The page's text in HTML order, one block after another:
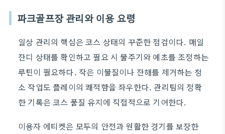
파크골프장 관리와 이용 요령
일상 관리의 핵심은 코스 상태의 꾸준한 점검이다. 매일
잔디 상태를 확인하고 필요 시 물주기와 예초를 조정하는
루틴이 필요하다. 작은 이물질이나 잔해를 제거하는 청
소 작업도 플레이의 쾌적함을 좌우한다. 관리팀의 정확
한 기록은 코스 품질 유지에 직접적으로 기여한다.
이용자 에티켓은 모두의 안전과 원활한 경기를 보장한